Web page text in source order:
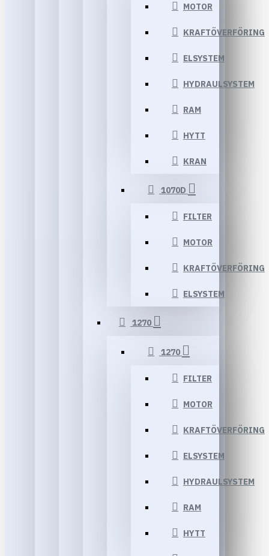
MOTOR
KRAFTÖVERFÖRING
ELSYSTEM
HYDRAULSYSTEM
RAM
HYTT
KRAN
1070D
FILTER
MOTOR
KRAFTÖVERFÖRING
ELSYSTEM
1270
1270
FILTER
MOTOR
KRAFTÖVERFÖRING
ELSYSTEM
HYDRAULSYSTEM
RAM
HYTT